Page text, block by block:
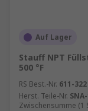
Auf Lager
Stauff NPT
500 °F
RS Best.-Nr. 611-322
Herst. Teile-Nr.
Zwischensumme (1